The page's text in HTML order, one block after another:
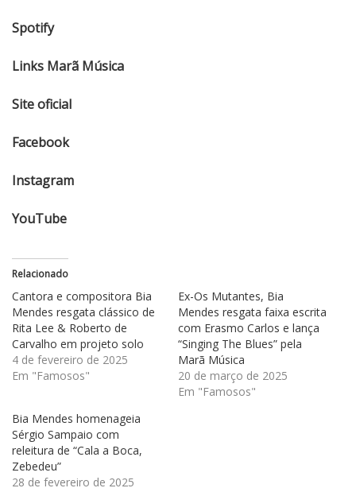
Spotify
Links Marã Música
Site oficial
Facebook
Instagram
YouTube
Relacionado
Cantora e compositora Bia
Mendes resgata clássico de
Rita Lee & Roberto de
Carvalho em projeto solo
4 de fevereiro de 2025
Em "Famosos"
Ex-Os Mutantes, Bia
Mendes resgata faixa escrita
com Erasmo Carlos e lança
“Singing The Blues” pela
Marã Música
20 de março de 2025
Em "Famosos"
Bia Mendes homenageia
Sérgio Sampaio com
releitura de “Cala a Boca,
Zebedeu”
28 de fevereiro de 2025